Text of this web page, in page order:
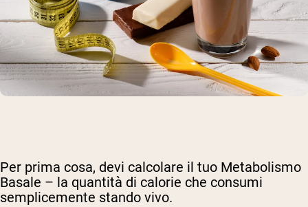
Per prima cosa, devi calcolare il tuo Metabolismo
Basale – la quantità di calorie che consumi
semplicemente stando vivo.